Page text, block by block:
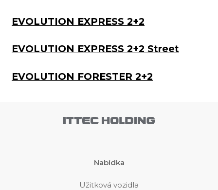
EVOLUTION EXPRESS 2+2
EVOLUTION EXPRESS 2+2 Street
EVOLUTION FORESTER 2+2
Nabídka
Užitková vozidla